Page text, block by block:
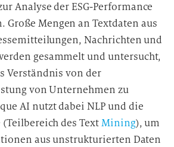
Analyse der ESG-Performance
Große Mengen an Textdaten aus
Nachrichten und
gesammelt und untersucht,
Verständnis von der
von Unternehmen zu
AI nutzt dabei NLP und die
des TextMining), um
aus unstrukturierten Daten